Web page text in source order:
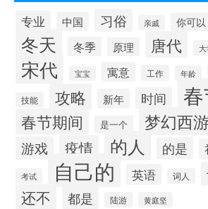
专业 中国 习俗 亲戚 你可以
冬天 冬季 原理 唐代
宋代 宝宝 寓意 工作 年龄
技能 攻略 新年 时间
春节期间 是一个 梦幻西游
游戏 疫情 的人 的是
考试 自己的 英语 词人
还不 都是 陆游 黄庭坚